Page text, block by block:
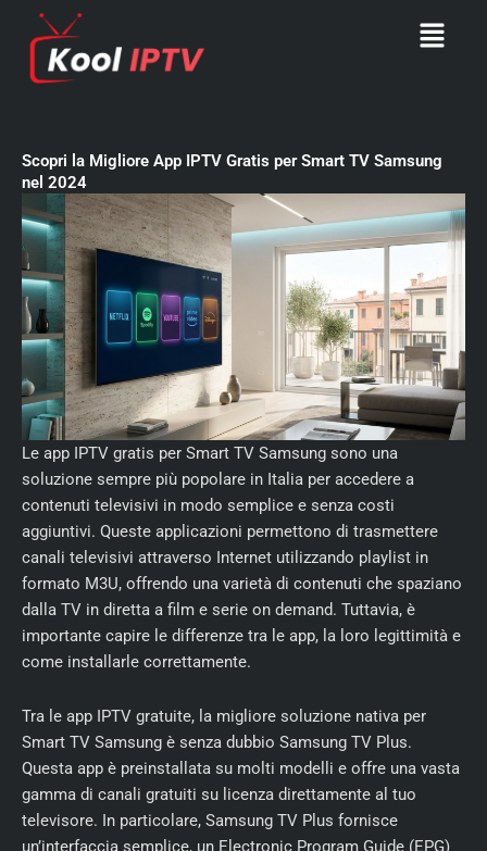
content
Menu
Scopri la Migliore App IPTV Gratis per Smart TV Samsung
nel 2024
Le app IPTV gratis per Smart TV Samsung sono una
soluzione sempre più popolare in Italia per accedere a
contenuti televisivi in modo semplice e senza costi
aggiuntivi. Queste applicazioni permettono di trasmettere
canali televisivi attraverso Internet utilizzando playlist in
formato M3U, offrendo una varietà di contenuti che spaziano
dalla TV in diretta a film e serie on demand. Tuttavia, è
importante capire le differenze tra le app, la loro legittimità e
come installarle correttamente.
Tra le app IPTV gratuite, la migliore soluzione nativa per
Smart TV Samsung è senza dubbio Samsung TV Plus.
Questa app è preinstallata su molti modelli e offre una vasta
gamma di canali gratuiti su licenza direttamente al tuo
televisore. In particolare, Samsung TV Plus fornisce
un’interfaccia semplice, un Electronic Program Guide (EPG)